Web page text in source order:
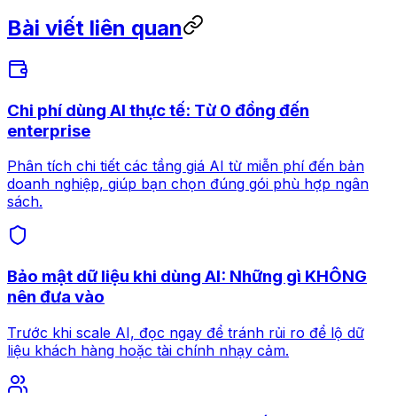
Bài viết liên quan
Chi phí dùng AI thực tế: Từ 0 đồng đến
enterprise
Phân tích chi tiết các tầng giá AI từ miễn phí đến bản
doanh nghiệp, giúp bạn chọn đúng gói phù hợp ngân
sách.
Bảo mật dữ liệu khi dùng AI: Những gì KHÔNG
nên đưa vào
Trước khi scale AI, đọc ngay để tránh rủi ro để lộ dữ
liệu khách hàng hoặc tài chính nhạy cảm.